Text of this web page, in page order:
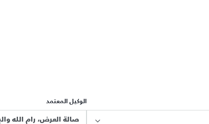
الوكيل المعتمد
صالة العرض، رام الله